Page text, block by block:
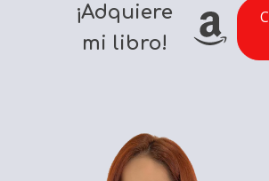
¡Adquiere
mi libro!